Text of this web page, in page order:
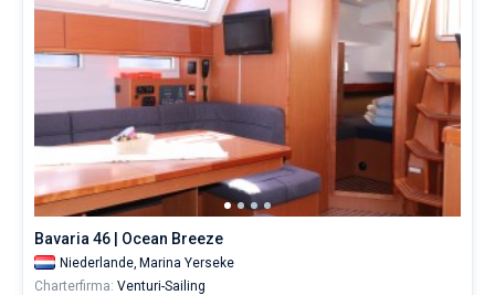
Bavaria 46 | Ocean Breeze
Niederlande, Marina Yerseke
Charterfirma: Venturi-Sailing